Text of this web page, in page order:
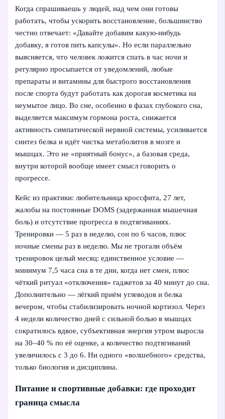
Когда спрашиваешь у людей, над чем они готовы
работать, чтобы ускорить восстановление, большинство
честно отвечает: «Давайте добавим какую-нибудь
добавку, я готов пить капсулы». Но если параллельно
выясняется, что человек ложится спать в час ночи и
регулярно просыпается от уведомлений, любые
препараты и витамины для быстрого восстановления
после спорта будут работать как дорогая косметика на
неумытое лицо. Во сне, особенно в фазах глубокого сна,
выделяется максимум гормона роста, снижается
активность симпатической нервной системы, усиливается
синтез белка и идёт чистка метаболитов в мозге и
мышцах. Это не «приятный бонус», а базовая среда,
внутри которой вообще имеет смысл говорить о
прогрессе.
Кейс из практики: любительница кроссфита, 27 лет,
жалобы на постоянные DOMS (задержанная мышечная
боль) и отсутствие прогресса в подтягиваниях.
Тренировки — 5 раз в неделю, сон по 6 часов, плюс
ночные смены раз в неделю. Мы не трогали объём
тренировок целый месяц: единственное условие —
минимум 7,5 часа сна в те дни, когда нет смен, плюс
чёткий ритуал «отключения» гаджетов за 40 минут до сна.
Дополнительно — лёгкий приём углеводов и белка
вечером, чтобы стабилизировать ночной кортизол. Через
4 недели количество дней с сильной болью в мышцах
сократилось вдвое, субъективная энергия утром выросла
на 30–40 % по её оценке, а количество подтягиваний
увеличилось с 3 до 6. Ни одного «волшебного» средства,
только биология и дисциплина.
Питание и спортивные добавки: где проходит
граница смысла